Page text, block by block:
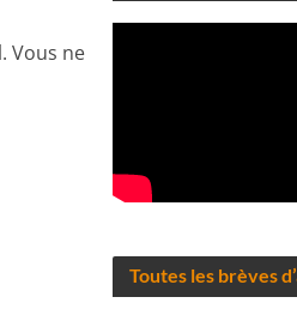
Vous ne
Toutes les brèves